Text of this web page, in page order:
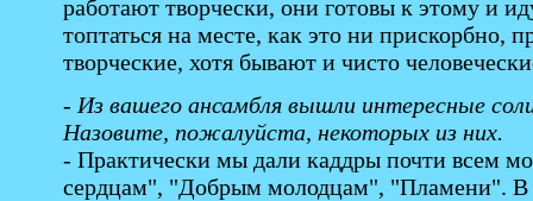
работают творчески, они готовы к этому и
топтаться на месте, как это ни прискорбно,
творческие, хотя бывают и чисто
- Из вашего ансамбля вышли интересные
Назовите, пожалуйста, некоторых из них.
- Практически мы дали каддры почти всем
сердцам", "Добрым молодцам", "Пламени". В